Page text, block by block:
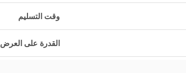
وقت التسليم
القدرة على العرض